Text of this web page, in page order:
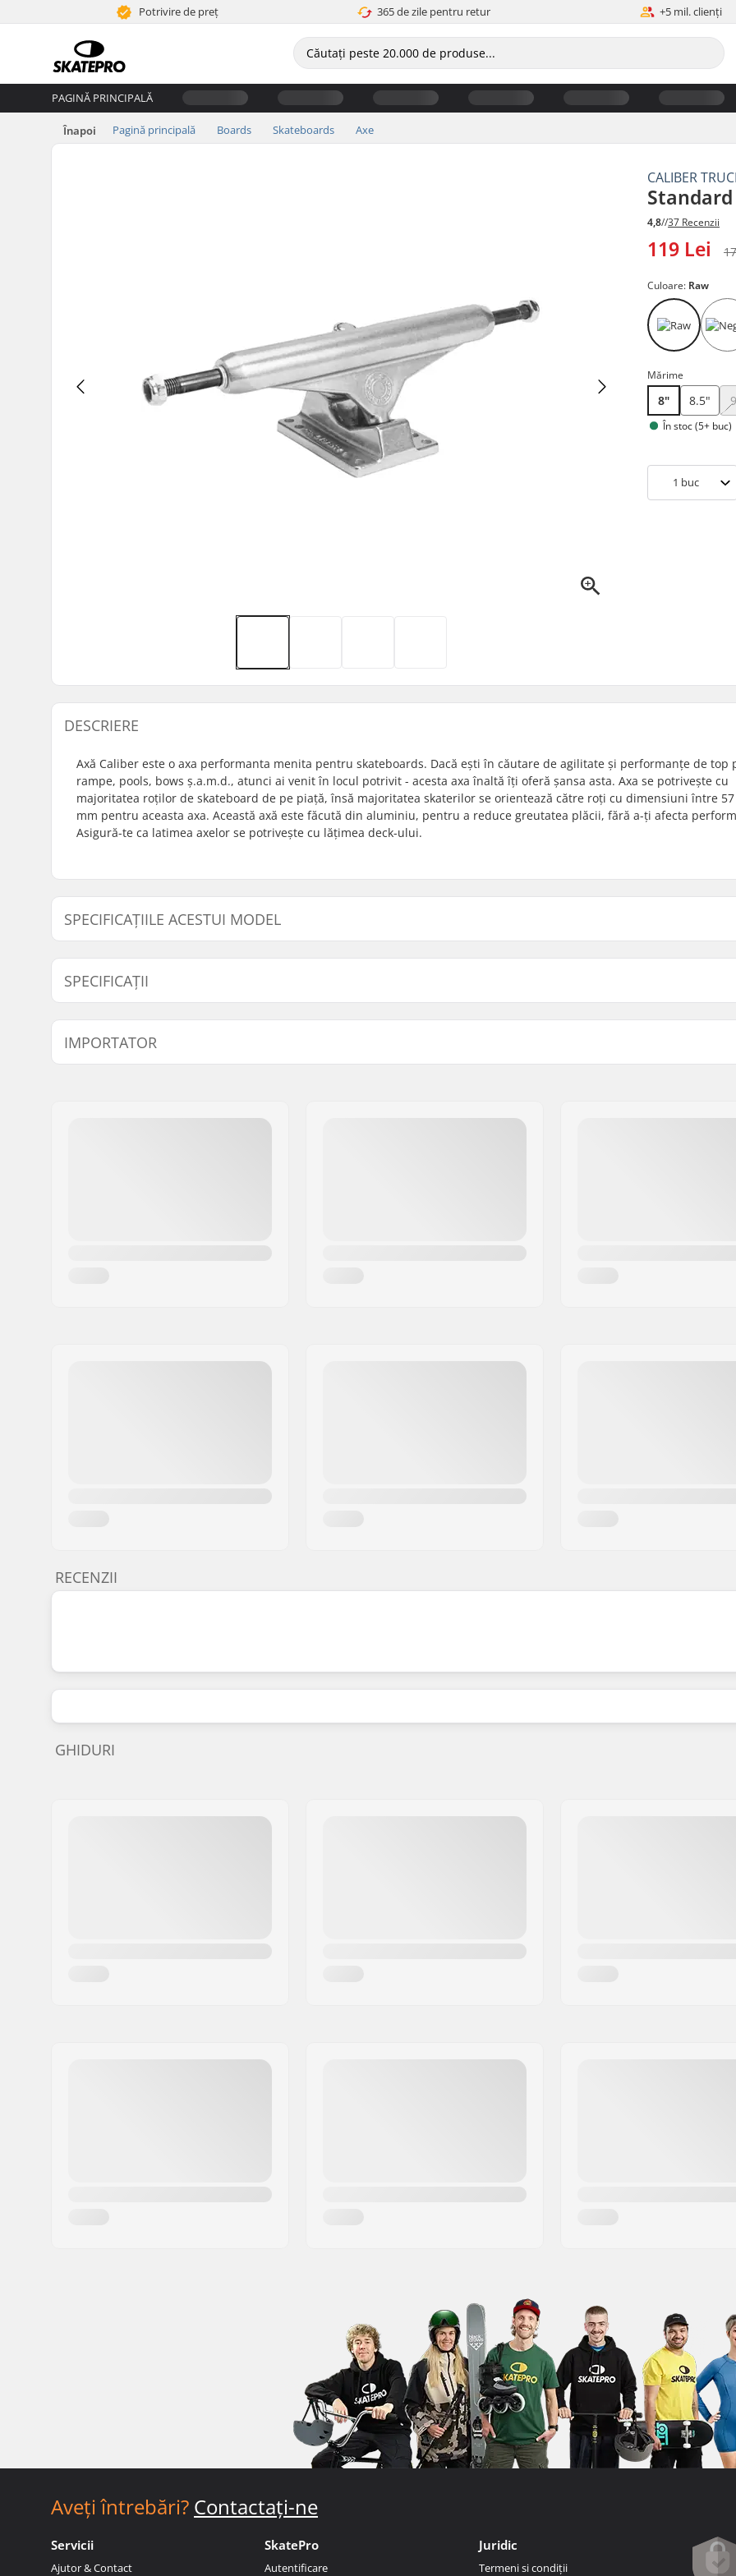
Potrivire de preț 365 de zile pentru retur +5 mil. clienți
PAGINĂ PRINCIPALĂ
Înapoi Pagină principală Boards Skateboards Axe
CALIBER
4,8//37 Recenzii
119 Lei
Culoare: Raw
Mărime
8" 8.5"
În stoc (5+ buc)
1 buc
DESCRIERE
Axă Caliber este o axa performanta menita pentru skateboards. Dacă ești în căutare de agilitate și performanțe de top
rampe, pools, bows ș.a.m.d., atunci ai venit în locul potrivit - acesta axa înaltă îți oferă șansa asta. Axa se potrivește cu
majoritatea roților de skateboard de pe piață, însă majoritatea skaterilor se orientează către roți cu dimensiuni între 57
mm pentru aceasta axa. Această axă este făcută din aluminiu, pentru a reduce greutatea plăcii, fără a-ți afecta
Asigură-te ca latimea axelor se potrivește cu lățimea deck-ului.
SPECIFICAȚIILE ACESTUI MODEL
8" 382g
SPECIFICAȚII
Bucăți per pachet:
1
Tip Axă:
Șuruburi de montare:
Nu este inclus
Amortizare:
Înălțime profil axe (mm):
IMPORTATOR
RECENZII
GHIDURI
Aveți întrebări? Contactați-ne
Servicii
Ajutor & Contact
SkatePro
Autentificare
Juridic
Termeni si condiții